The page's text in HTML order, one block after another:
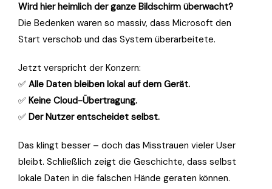
Wird hier heimlich der ganze Bildschirm überwacht?
Die Bedenken waren so massiv, dass Microsoft den
Start verschob und das System überarbeitete.
Jetzt verspricht der Konzern:
✅ Alle Daten bleiben lokal auf dem Gerät.
✅ Keine Cloud-Übertragung.
✅ Der Nutzer entscheidet selbst.
Das klingt besser – doch das Misstrauen vieler User
bleibt. Schließlich zeigt die Geschichte, dass selbst
lokale Daten in die falschen Hände geraten können.